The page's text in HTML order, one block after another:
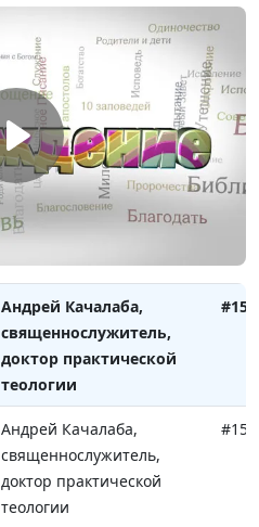
Максим Каминский,
священнослужитель
Максим Каминский,
священнослужитель
#162
Максим Каминский,
священнослужитель
#161
Максим Каминский,
священнослужитель
Андрей Качалаба,
священнослужитель,
доктор практической
теологии
#159
Андрей Качалаба,
священнослужитель,
доктор практической
теологии
#158